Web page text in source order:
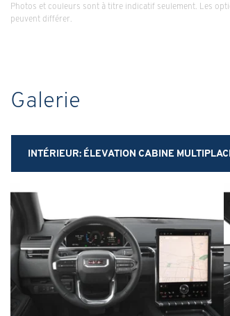
Photos et couleurs sont à titre indicatif seulement. Les
peuvent différer.
Galerie
INTÉRIEUR: ÉLEVATION CABINE